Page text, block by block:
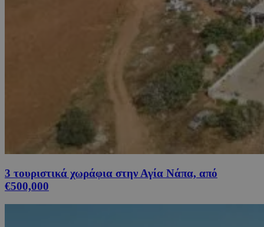
3 τουριστικά χωράφια στην Αγία Νάπα, από
€500,000